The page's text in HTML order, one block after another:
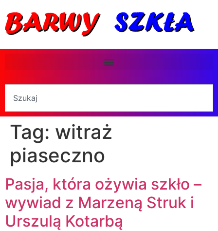
Tag: witraż
piaseczno
Pasja, która ożywia szkło –
wywiad z Marzeną Struk i
Urszulą Kotarbą